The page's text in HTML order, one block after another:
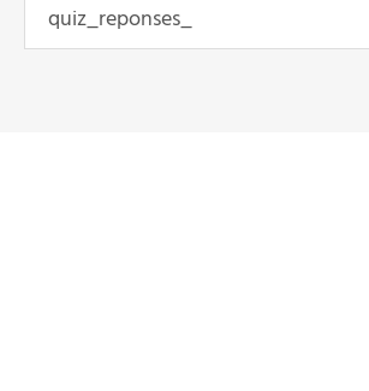
Les femmes dans la recherche et dans
l’ingénierie au Luxembourg
quiz_reponses_